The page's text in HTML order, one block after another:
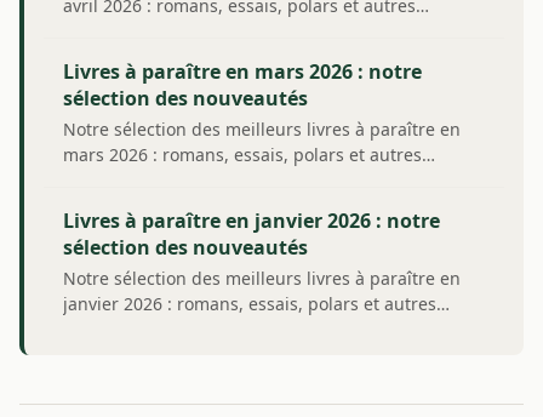
avril 2026 : romans, essais, polars et autres…
Livres à paraître en mars 2026 : notre
sélection des nouveautés
Notre sélection des meilleurs livres à paraître en
mars 2026 : romans, essais, polars et autres…
Livres à paraître en janvier 2026 : notre
sélection des nouveautés
Notre sélection des meilleurs livres à paraître en
janvier 2026 : romans, essais, polars et autres…